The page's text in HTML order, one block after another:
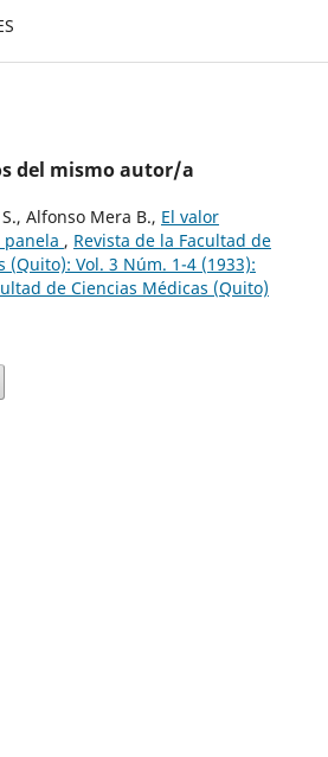
del mismo autor/a
Alfonso Mera B., El valor
, Revista de la Facultad de
(Quito): Vol. 3 Núm. 1-4 (1933):
de Ciencias Médicas (Quito)